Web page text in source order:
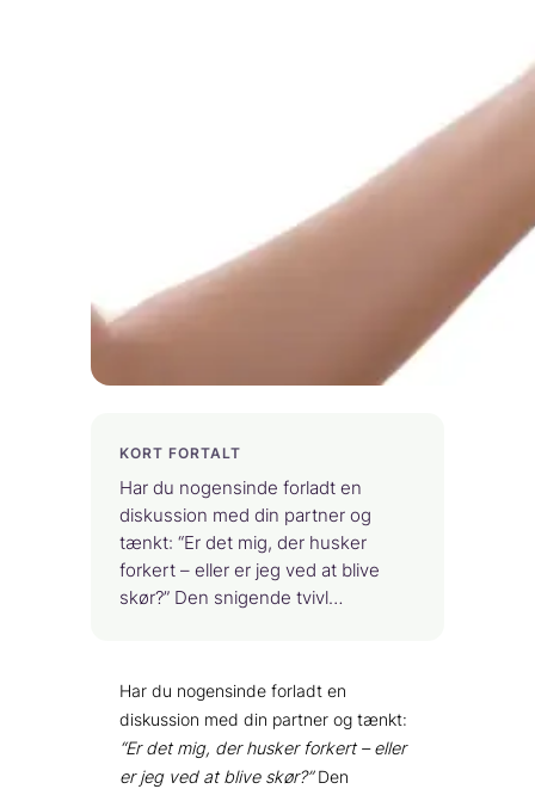
KORT FORTALT
Har du nogensinde forladt en
diskussion med din partner og
tænkt: “Er det mig, der husker
forkert – eller er jeg ved at blive
skør?” Den snigende tvivl…
Har du nogensinde forladt en
diskussion med din partner og tænkt:
“Er det mig, der husker forkert – eller
er jeg ved at blive skør?”Den